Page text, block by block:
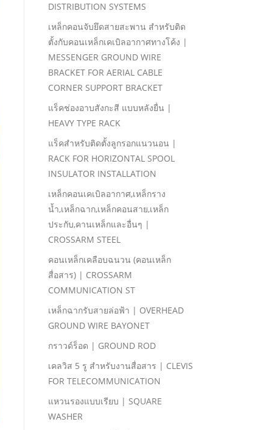
DISTRIBUTION SYSTEMS
เหล็กคอนจับยึดสายสะพาน สําหรับติด
ตั้งกับคอนเหล็กเคเบิลอากาศทางโค้ง |
MESSENGER GROUND WIRE
BRACKET FOR AERIAL CABLE
CORNER SUPPORT BRACKET
แร็คช่องอาบสังกะสี แบบหลังยื่น |
HEAVY TYPE RACK
แร็คสําหรับติดตั้งลูกรอกแนวนอน |
RACK FOR HORIZONTAL SPOOL
INSULATOR INSTALLATION
เหล็กคอนเคเบิลอากาศ,เหล็กราง
นํ้า,เหล็กฉาก,เหล็กคอนสาย,เหล็ก
ประกับ,คานเหล็กและอื่นๆ |
CROSSARM STEEL
คอนเหล็กเคลือบฉนวน (คอนเหล็ก
สื่อสาร) | CROSSARM
COMMUNICATION ST
เหล็กฉากรับสายล่อฟ้า | OVERHEAD
GROUND WIRE BAYONET
กราวด์ร็อด | GROUND ROD
เคลวิส 5 รู สําหรับงานสื่อสาร | CLEVIS
FOR TELECOMMUNICATION
แหวนรองแบบเรียบ | SQUARE
WASHER